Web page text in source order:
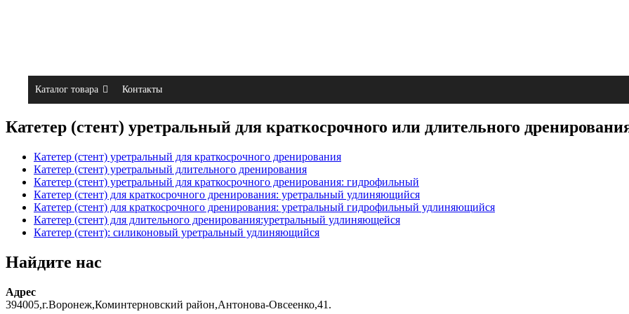
Каталог товара Контакты
Катетер (стент) уретральный для краткосрочного или длительного
Катетер (стент) уретральный для краткосрочного дренирования
Катетер (стент) уретральный длительного дренирования
Катетер (стент) уретральный для краткосрочного дренирования: гидрофильный
Катетер (стент) для краткосрочного дренирования: уретральный удлиняющийся
Катетер (стент) для краткосрочного дренирования: уретральный гидрофильный удлиняющийся
Катетер (стент) для длительного дренирования:уретральный удлиняющейся
Катетер (стент): силиконовый уретральный удлиняющийся
Найдите нас
Адрес
394005,г.Воронеж,Коминтерновский район,Антонова-Овсеенко,41.